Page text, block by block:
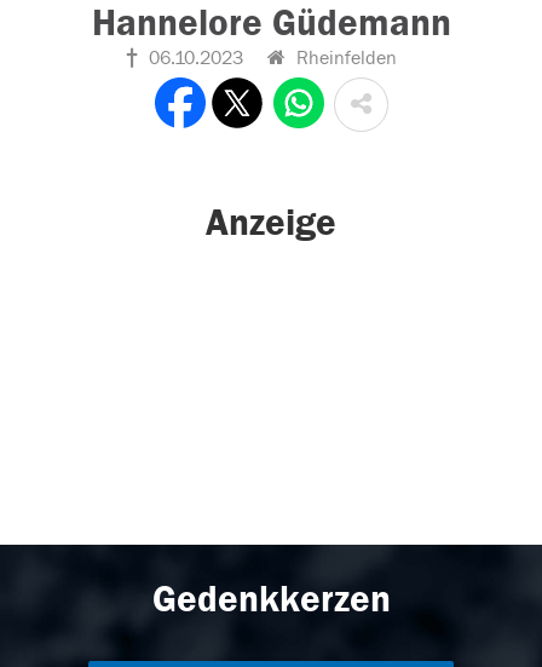
Hannelore Güdemann
06.10.2023 Rheinfelden
Anzeige
Gedenkkerzen